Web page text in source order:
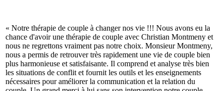
« Notre thérapie de couple à changer nos vie !!! Nous avons eu la
chance d'avoir une thérapie de couple avec Christian Montmeny et
nous ne regrettons vraiment pas notre choix. Monsieur Montmeny,
nous a permis de retrouver très rapidement une vie de couple bien
plus harmonieuse et satisfaisante. Il comprend et analyse très bien
les situations de conflit et fournit les outils et les enseignements
nécessaires pour améliorer la communication et la relation du